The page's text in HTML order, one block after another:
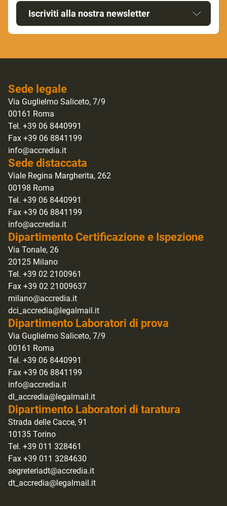
Iscriviti alla nostra newsletter
Sede legale
Via Guglielmo Saliceto, 7/9
00161 Roma
Tel. +39 06 8440991
Fax +39 06 8841199
info@accredia.it
Sede distaccata
Viale Regina Margherita, 262
00198 Roma
Tel. +39 06 8440991
Fax +39 06 8841199
info@accredia.it
Dipartimento Certificazione e Ispezione
Via Tonale, 26
20125 Milano
Tel. +39 02 2100961
Fax +39 02 21009637
milano@accredia.it
dci_accredia@legalmail.it
Dipartimento Laboratori di prova
Via Guglielmo Saliceto, 7/9
00161 Roma
Tel. +39 06 8440991
Fax +39 06 8841199
info@accredia.it
dl_accredia@legalmail.it
Dipartimento Laboratori di taratura
Strada delle Cacce, 91
10135 Torino
Tel. +39 011 328461
Fax +39 011 3284630
segreteriadt@accredia.it
dt_accredia@legalmail.it